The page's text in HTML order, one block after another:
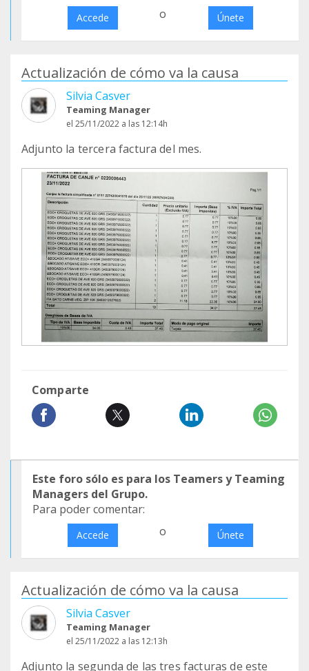
Accede o Únete
Actualización de cómo va la causa
Silvia Casver
Teaming Manager
el 25/11/2022 a las 12:14h
Adjunto la tercera factura del mes.
Comparte
Este foro sólo es para los Teamers y Teaming
Managers del Grupo.
Para poder comentar:
Accede o Únete
Actualización de cómo va la causa
Silvia Casver
Teaming Manager
el 25/11/2022 a las 12:13h
Adjunto la segunda de las tres facturas de este